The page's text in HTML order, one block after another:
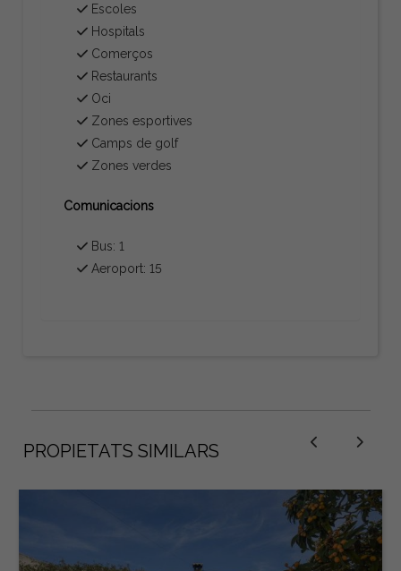
Escoles
Hospitals
Comerços
Restaurants
Oci
Zones esportives
Camps de golf
Zones verdes
Comunicacions
Bus: 1
Aeroport: 15
PROPIETATS SIMILARS